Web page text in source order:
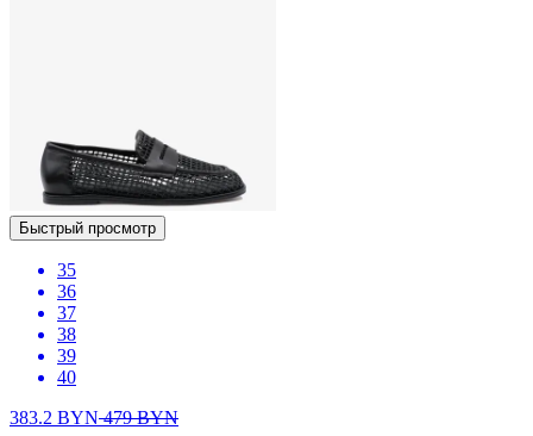
Быстрый просмотр
35
36
37
38
39
40
383.2 BYN479BYN